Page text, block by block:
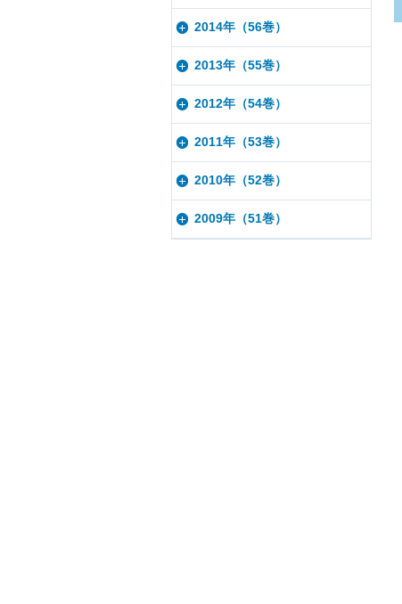
2014年（56巻）
2013年（55巻）
2012年（54巻）
2011年（53巻）
2010年（52巻）
2009年（51巻）